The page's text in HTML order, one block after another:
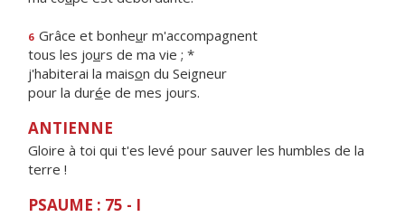
6 Grâce et bonheur m'accompagnent
tous les jours de ma vie ; *
j'habiterai la maison du Seigneur
pour la durée de mes jours.
ANTIENNE
Gloire à toi qui t'es levé pour sauver les humbles de la
terre !
PSAUME : 75 - I